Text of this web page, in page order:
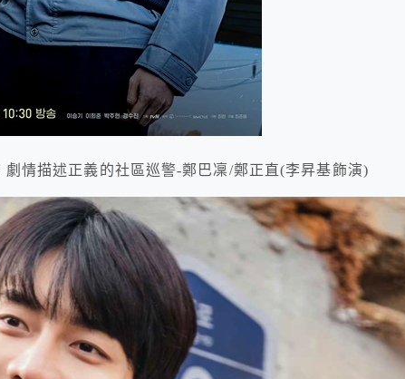
劇情描述正義的社區巡警-鄭巴凜/鄭正直(李昇基飾演)